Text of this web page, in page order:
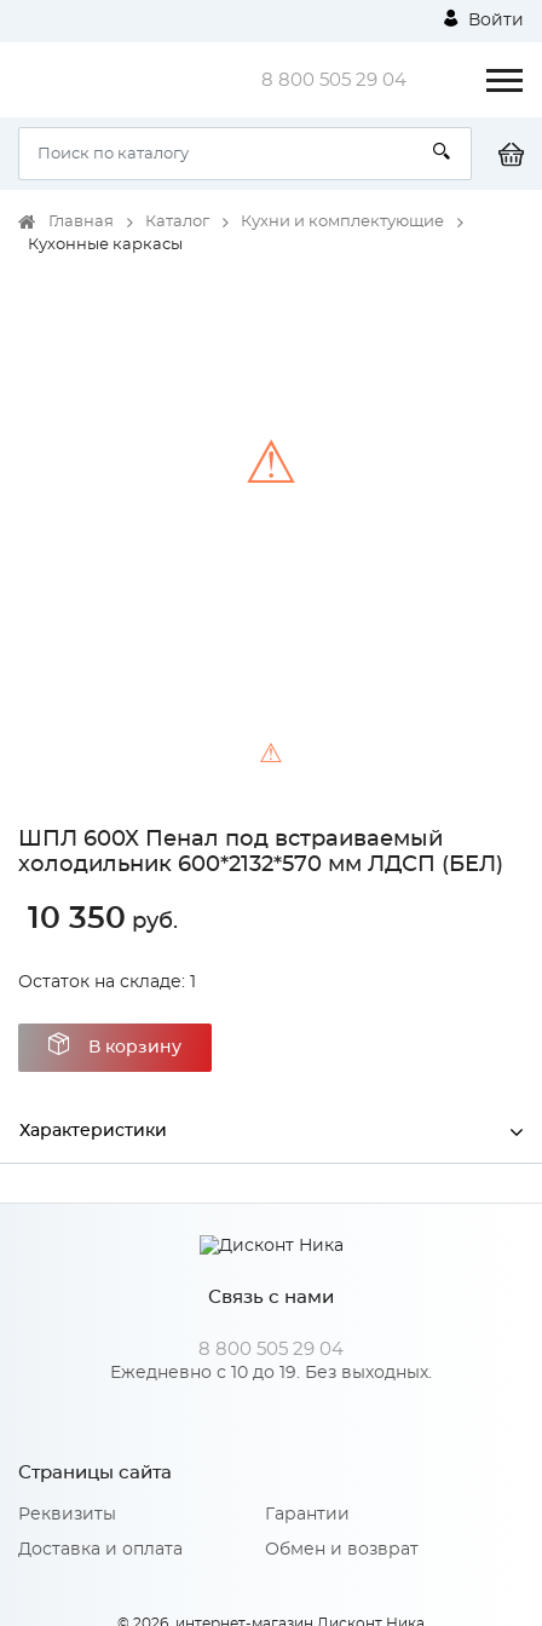
Войти
8 800 505 29 04
Главная Каталог
Кухни и комплектующие
Кухонные каркасы
⚠
⚠
ШПЛ 600Х Пенал под встраиваемый
холодильник 600*2132*570 мм ЛДСП (БЕЛ)
10 350 руб.
Остаток на складе: 1
В корзину
Характеристики
Производитель Сурская мебель
БЕЛ
Связь с нами
8 800 505 29 04
Ежедневно с 10 до 19. Без выходных.
Страницы сайта
Реквизиты
Доставка и оплата
Гарантии
Обмен и возврат